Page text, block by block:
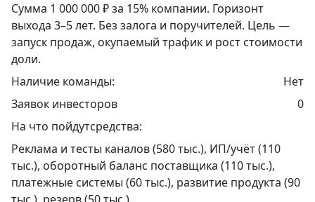
Сумма 1 000 000 ₽ за 15% компании. Горизонт
выхода 3–5 лет. Без залога и поручителей. Цель —
запуск продаж, окупаемый трафик и рост стоимости
доли.
Наличие команды:
Нет
Заявок инвесторов
0
На что пойдутсредства:
Реклама и тесты каналов (580 тыс.), ИП/учёт (110
тыс.), оборотный баланс поставщика (110 тыс.),
платежные системы (60 тыс.), развитие продукта (90